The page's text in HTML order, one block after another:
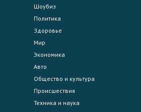
Шоубиз
Политика
Здоровье
Мир
Экономика
Авто
Общество и культура
Происшествия
Техника и наука